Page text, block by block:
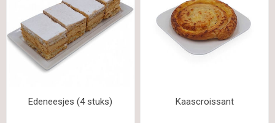
Edeneesjes (4 stuks) Kaascroissant